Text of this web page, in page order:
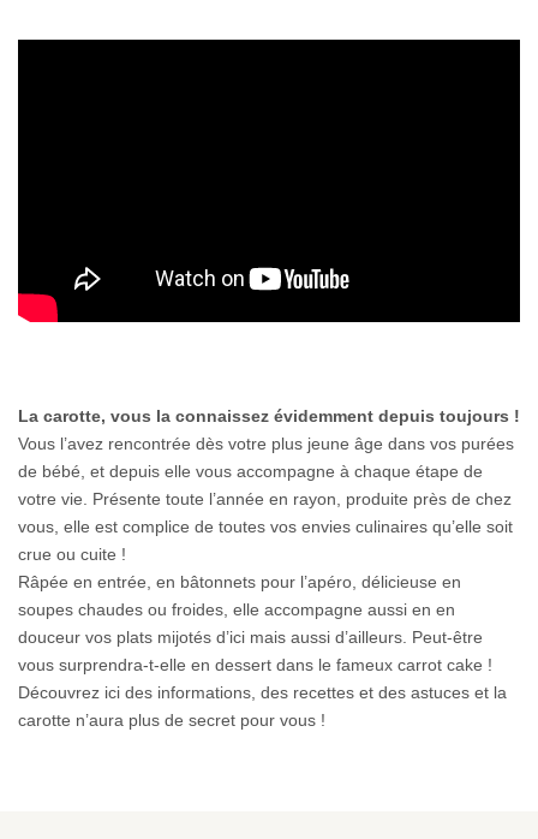
La carotte, vous la connaissez évidemment depuis toujours !
Vous l’avez rencontrée dès votre plus jeune âge dans vos purées
de bébé, et depuis elle vous accompagne à chaque étape de
votre vie. Présente toute l’année en rayon, produite près de chez
vous, elle est complice de toutes vos envies culinaires qu’elle soit
crue ou cuite !
Râpée en entrée, en bâtonnets pour l’apéro, délicieuse en
soupes chaudes ou froides, elle accompagne aussi en en
douceur vos plats mijotés d’ici mais aussi d’ailleurs. Peut-être
vous surprendra-t-elle en dessert dans le fameux carrot cake !
Découvrez ici des informations, des recettes et des astuces et la
carotte n’aura plus de secret pour vous !